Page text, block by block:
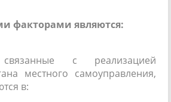
факторами являются:
с реализацией
местного самоуправления,
в: